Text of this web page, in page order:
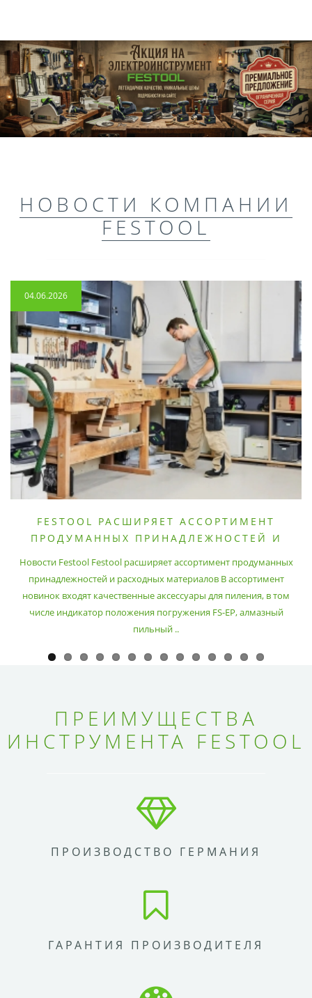
НОВОСТИ КОМПАНИИ
FESTOOL
04.06.2026
FESTOOL РАСШИРЯЕТ АССОРТИМЕНТ
ПРОДУМАННЫХ ПРИНАДЛЕЖНОСТЕЙ И
Новости Festool Festool расширяет ассортимент продуманных
принадлежностей и расходных материалов В ассортимент
новинок входят качественные аксессуары для пиления, в том
числе индикатор положения погружения FS-EP, алмазный
пильный ..
ПРЕИМУЩЕСТВА
ИНСТРУМЕНТА FESTOOL
ПРОИЗВОДСТВО ГЕРМАНИЯ
ГАРАНТИЯ ПРОИЗВОДИТЕЛЯ